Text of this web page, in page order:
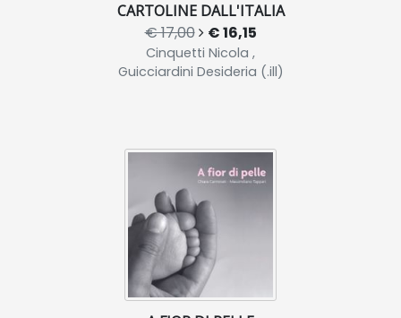
CARTOLINE DALL'ITALIA
€ 17,00 € 16,15
Cinquetti Nicola ,
Guicciardini Desideria (.ill)